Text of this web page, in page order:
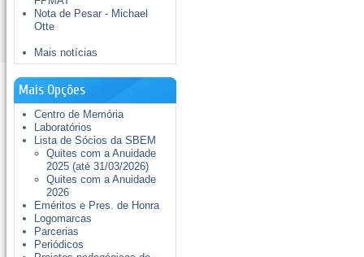
Nota de Pesar - Michael
Otte
Mais notícias
Mais Opções
Centro de Memória
Laboratórios
Lista de Sócios da SBEM
Quites com a Anuidade
2025 (até 31/03/2026)
Quites com a Anuidade
2026
Eméritos e Pres. de Honra
Logomarcas
Parcerias
Periódicos